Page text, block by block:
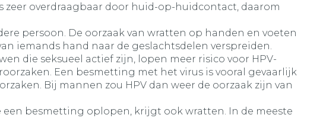
zeer overdraagbaar door huid-op-huidcontact, daarom
persoon. De oorzaak van wratten op handen en voeten
iemands hand naar de geslachtsdelen verspreiden.
die seksueel actief zijn, lopen meer risico voor HPV-
Een besmetting met het virus is vooral gevaarlijk
Bij mannen zou HPV dan weer de oorzaak zijn van
besmetting oplopen, krijgt ook wratten. In de meeste